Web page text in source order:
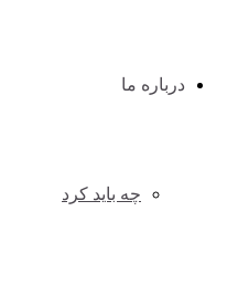
درباره ما
چه باید کرد